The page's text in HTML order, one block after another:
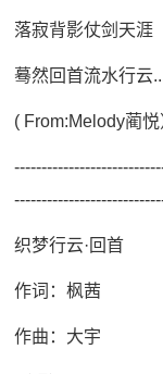
落寂背影仗剑天涯
蓦然回首流水行云
( From:Melody蔺悦
织梦行云·回首
作词：枫茜
作曲：大宇